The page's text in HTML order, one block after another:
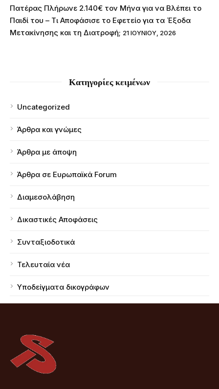
Πατέρας Πλήρωνε 2.140€ τον Μήνα για να Βλέπει το
Παιδί του – Τι Αποφάσισε το Εφετείο για τα Έξοδα
Μετακίνησης και τη Διατροφή; 21 ΙΟΥΝΊΟΥ, 2026
Κατηγορίες κειμένων
Uncategorized
Άρθρα και γνώμες
Άρθρα με άποψη
Άρθρα σε Ευρωπαϊκά Forum
Διαμεσολάβηση
Δικαστικές Αποφάσεις
Συνταξιοδοτικά
Τελευταία νέα
Υποδείγματα δικογράφων